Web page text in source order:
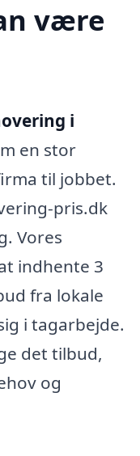
være
i
en stor
til jobbet.
pris.dk
Vores
indhente 3
fra lokale
i tagarbejde.
det tilbud,
og